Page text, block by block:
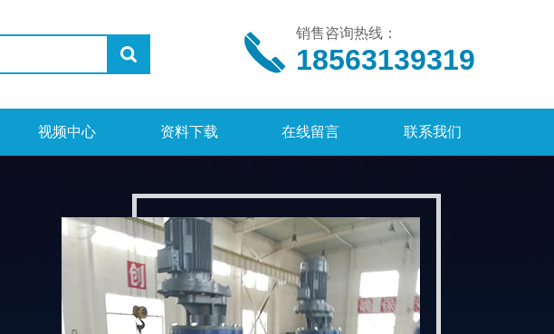
销售咨询热线：
18563139319
视频中心 资料下载 在线留言 联系我们